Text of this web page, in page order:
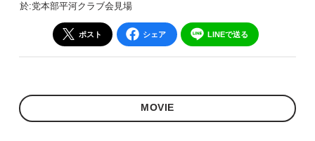
於:党本部平河クラブ会見場
ポスト シェア LINEで送る
MOVIE